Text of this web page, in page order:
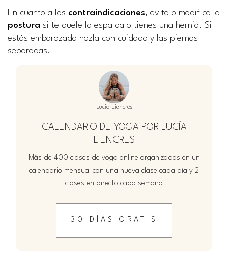
En cuanto a las contraindicaciones, evita o modifica la
postura si te duele la espalda o tienes una hernia. Si
estás embarazada hazla con cuidado y las piernas
separadas.
Lucia Liencres
CALENDARIO DE YOGA POR LUCÍA
LIENCRES
Más de 400 clases de yoga online organizadas en un
calendario mensual con una nueva clase cada día y 2
clases en directo cada semana
30 DÍAS GRATIS